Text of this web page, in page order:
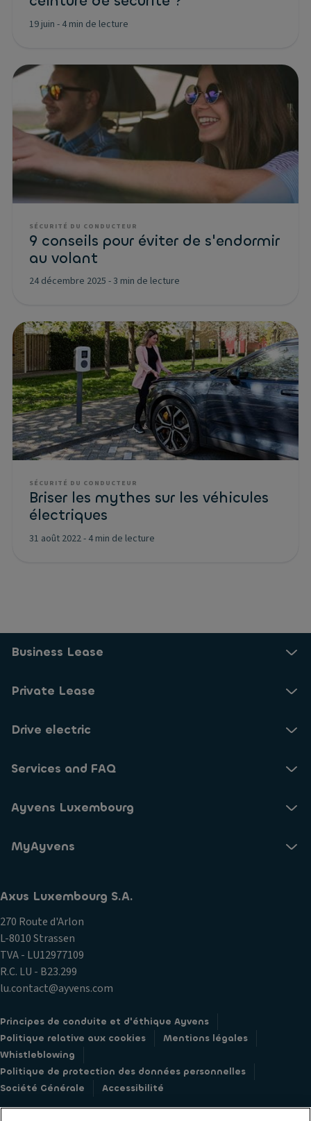
19 juin - 4 min de lecture
SÉCURITÉ DU CONDUCTEUR
9 conseils pour éviter de s'endormir
au volant
24 décembre 2025 -3 min de lecture
SÉCURITÉ DU CONDUCTEUR
Briser les mythes sur les véhicules
électriques
31 août 2022- 4 min de lecture
Business Lease
Private Lease
Drive electric
Services and FAQ
Ayvens Luxembourg
MyAyvens
Axus Luxembourg S.A.
270 Route d'Arlon
L-8010 Strassen
TVA - LU12977109
R.C. LU - B23.299
lu.contact@ayvens.com
Principes de conduite et d'éthique Ayvens
Politique relative aux cookies
Mentions légales
Whistleblowing
Politique de protection des données personnelles
Société Générale
Accessibilité